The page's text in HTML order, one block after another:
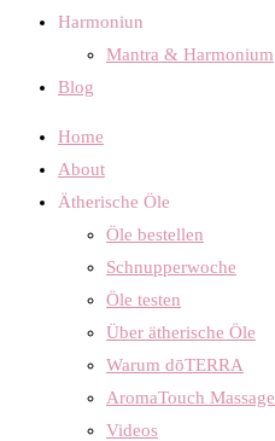
Harmoniun
Mantra & Harmonium
Blog
Home
About
Ätherische Öle
Öle bestellen
Schnupperwoche
Öle testen
Über ätherische Öle
Warum dōTERRA
AromaTouch Massage
Videos